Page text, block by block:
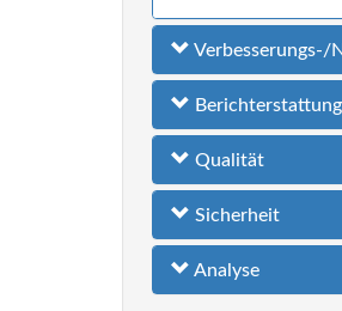
Verbesserungs-/
Berichterstattung
Qualität
Sicherheit
Analyse